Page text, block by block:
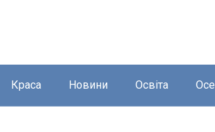
Краса Новини Освіта